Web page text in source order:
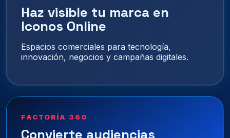
Haz visible tu marca en
Iconos Online
Espacios comerciales para tecnología,
innovación, negocios y campañas digitales.
FACTORÍA 360
Convierte audiencias